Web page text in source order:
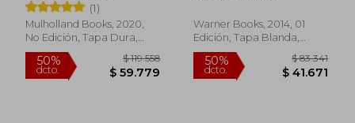
(1)
Mulholland Books, 2020,
No Edición, Tapa Dura,
Nuevo
Warner Books, 2014, 01
Edición, Tapa Blanda,
Nuevo